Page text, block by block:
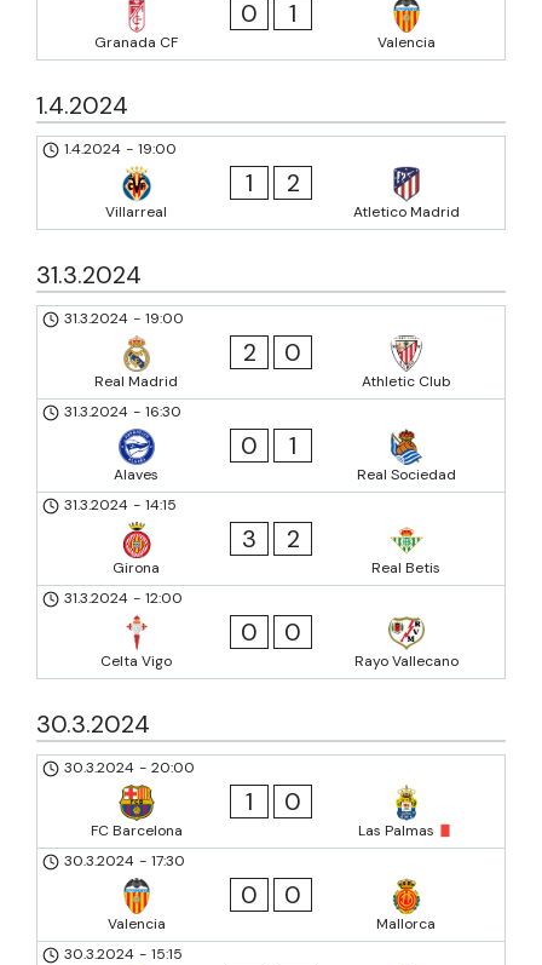
Granada CF
0 1
Valencia
1.4.2024
1.4.2024 - 19:00
Villarreal
1 2
Atletico Madrid
31.3.2024
31.3.2024 - 19:00
Real Madrid
2 0
Athletic Club
31.3.2024 - 16:30
Alaves
0 1
Real Sociedad
31.3.2024 - 14:15
Girona
3 2
Real Betis
31.3.2024 - 12:00
Celta Vigo
0 0
Rayo Vallecano
30.3.2024
30.3.2024 - 20:00
FC Barcelona
1 0
Las Palmas
30.3.2024 - 17:30
Valencia
0 0
Mallorca
30.3.2024 - 15:15